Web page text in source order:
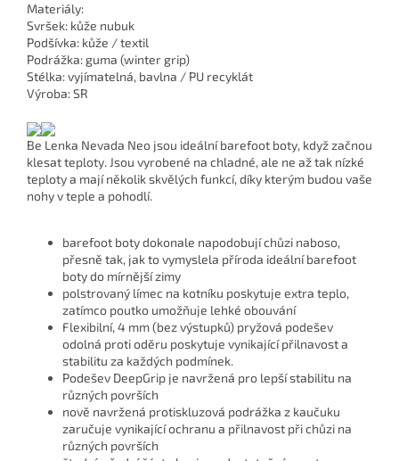
Materiály:
Svršek: kůže nubuk
Podšívka: kůže / textil
Podrážka: guma (winter grip)
Stélka: vyjímatelná, bavlna / PU recyklát
Výroba: SR
Be Lenka Nevada Neo jsou ideální barefoot boty, když začnou
klesat teploty. Jsou vyrobené na chladné, ale ne až tak nízké
teploty a mají několik skvělých funkcí, díky kterým budou vaše
nohy v teple a pohodlí.
barefoot boty dokonale napodobují chůzi naboso,
přesně tak, jak to vymyslela příroda ideální barefoot
boty do mírnější zimy
polstrovaný límec na kotníku poskytuje extra teplo,
zatímco poutko umožňuje lehké obouvání
Flexibilní, 4 mm (bez výstupků) pryžová podešev
odolná proti oděru poskytuje vynikající přilnavost a
stabilitu za každých podmínek.
Podešev DeepGrip je navržená pro lepší stabilitu na
různých površích
nově navržená protiskluzová podrážka z kaučuku
zaručuje vynikající ochranu a přilnavost při chůzi na
různých površích